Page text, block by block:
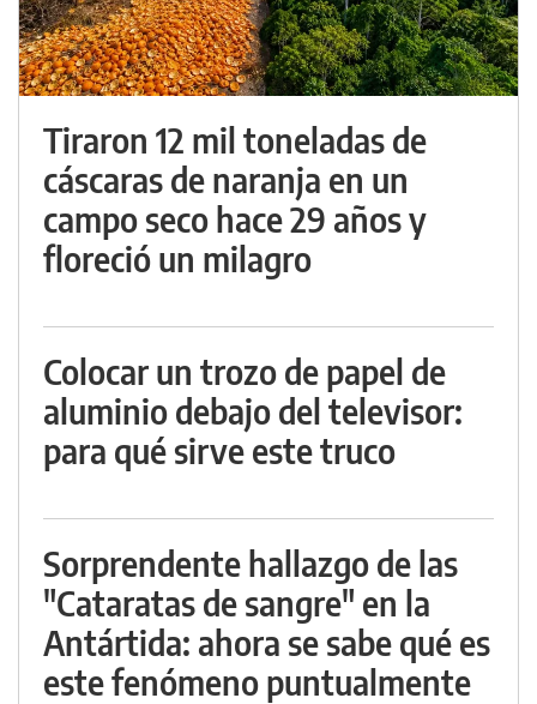
Tiraron 12 mil toneladas de
cáscaras de naranja en un
campo seco hace 29 años y
floreció un milagro
Colocar un trozo de papel de
aluminio debajo del televisor:
para qué sirve este truco
Sorprendente hallazgo de las
"Cataratas de sangre" en la
Antártida: ahora se sabe qué es
este fenómeno puntualmente